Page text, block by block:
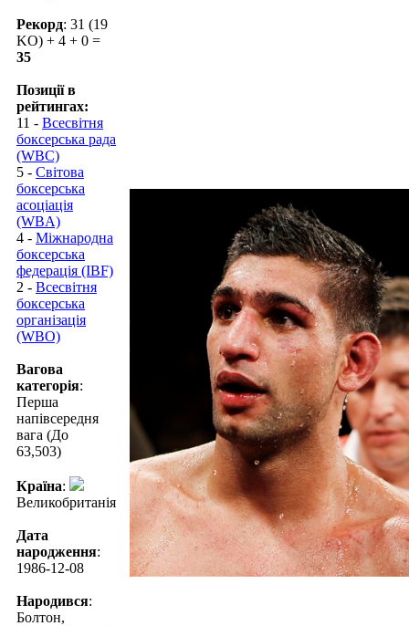
Рекорд: 31 (19
KO) + 4 + 0 =
35
Позиції в
рейтингах:
11 - Всесвітня
боксерська рада
(WBC)
5 - Світова
боксерська
асоціація
(WBA)
4 - Міжнародна
боксерська
федерація (IBF)
2 - Всесвітня
боксерська
організація
(WBO)
Вагова
категорія:
Перша
напівсередня
вага (До
63,503)
Країна:
Великобританія
Дата
народження:
1986-12-08
Народився:
Болтон,